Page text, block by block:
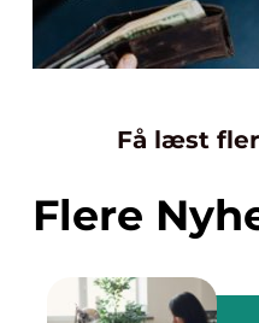
Få læst
Flere